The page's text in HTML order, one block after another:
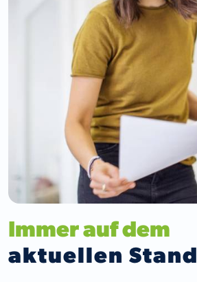
Immer auf dem
aktuellen Stand